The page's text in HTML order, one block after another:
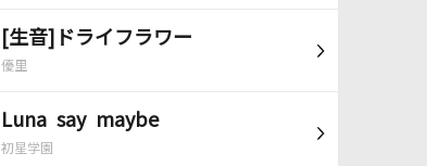
[生音]ドライフラワー
優里
Luna say maybe
初星学園